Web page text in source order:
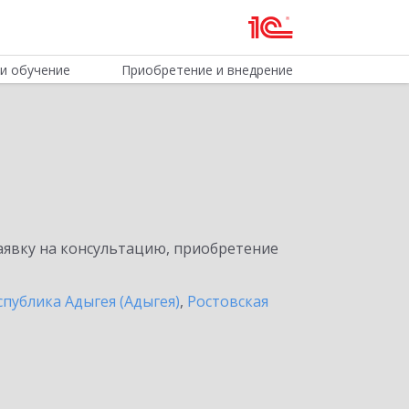
обучение Приобретение и внедрение
на консультацию, приобретение
Адыгея (Адыгея), Ростовская